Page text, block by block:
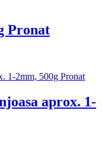
Pronat
aprox. 1-